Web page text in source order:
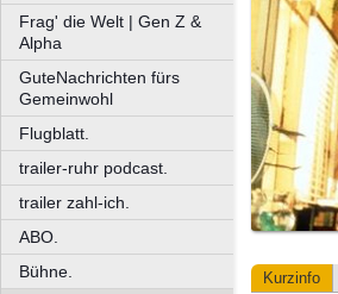
Frag' die Welt | Gen Z &
Alpha
GuteNachrichten fürs
Gemeinwohl
Flugblatt.
trailer-ruhr podcast.
trailer zahl-ich.
ABO.
Bühne.
Kurzinfo